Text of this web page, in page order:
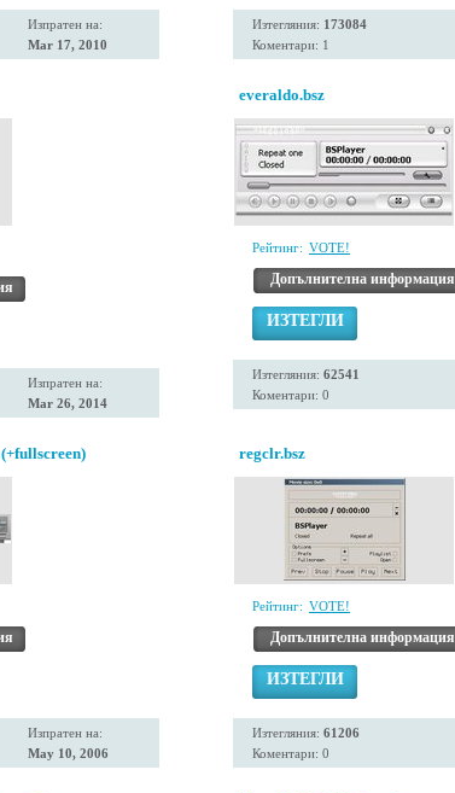
Изпратен на:
Mar 17, 2010
Изтегляния: 173084
Коментари: 1
Изпратен на:
Mar 26, 2014
everaldo.bsz
Рейтинг: VOTE!
Допълнителна информация
ИЗТЕГЛИ
Изтегляния: 62541
Коментари: 0
Изпратен на:
May 10, 2006
regclr.bsz
Рейтинг: VOTE!
Допълнителна информация
ИЗТЕГЛИ
Изтегляния: 61206
Коментари: 0